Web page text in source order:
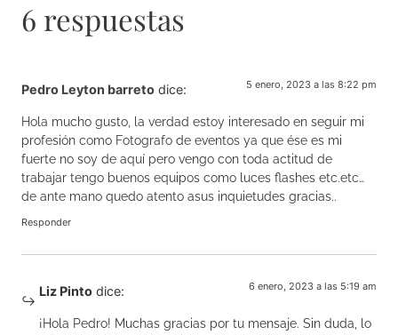
6 respuestas
Pedro Leyton barreto dice: 5 enero, 2023 a las 8:22 pm
Hola mucho gusto, la verdad estoy interesado en seguir mi
profesión como Fotografo de eventos ya que ése es mi
fuerte no soy de aquí pero vengo con toda actitud de
trabajar tengo buenos equipos como luces flashes etc.etc…
de ante mano quedo atento asus inquietudes gracias..
Responder
Liz Pinto dice: 6 enero, 2023 a las 5:19 am
¡Hola Pedro! Muchas gracias por tu mensaje. Sin duda, lo